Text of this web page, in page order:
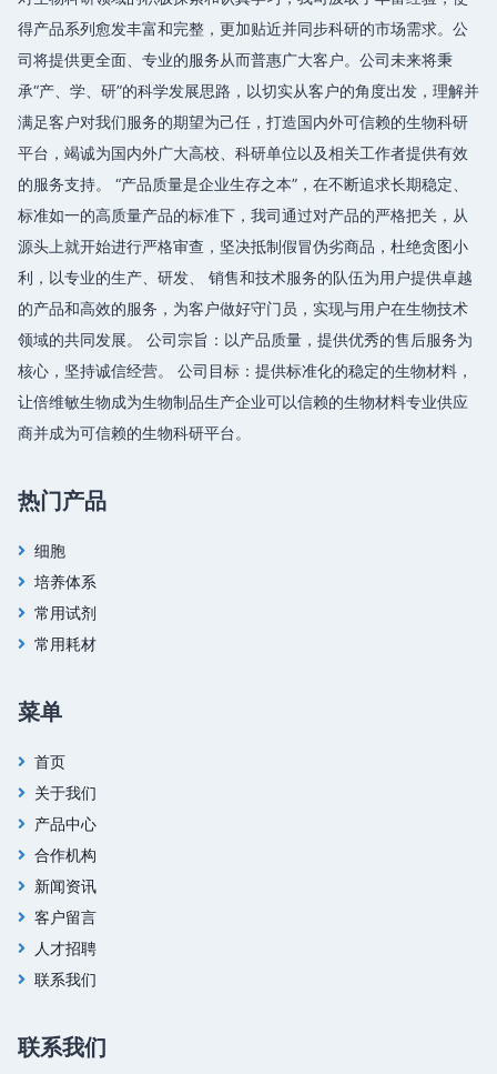
得产品系列愈发丰富和完整，更加贴近并同步科研的市场需求。公
司将提供更全面、专业的服务从而普惠广大客户。公司未来将秉
承“产、学、研”的科学发展思路，以切实从客户的角度出发，理解并
满足客户对我们服务的期望为己任，打造国内外可信赖的生物科研
平台，竭诚为国内外广大高校、科研单位以及相关工作者提供有效
的服务支持。 “产品质量是企业生存之本”，在不断追求长期稳定、
标准如一的高质量产品的标准下，我司通过对产品的严格把关，从
源头上就开始进行严格审查，坚决抵制假冒伪劣商品，杜绝贪图小
利，以专业的生产、研发、 销售和技术服务的队伍为用户提供卓越
的产品和高效的服务，为客户做好守门员，实现与用户在生物技术
领域的共同发展。 公司宗旨：以产品质量，提供优秀的售后服务为
核心，坚持诚信经营。 公司目标：提供标准化的稳定的生物材料，
让倍维敏生物成为生物制品生产企业可以信赖的生物材料专业供应
商并成为可信赖的生物科研平台。
热门产品
细胞
培养体系
常用试剂
常用耗材
菜单
首页
关于我们
产品中心
合作机构
新闻资讯
客户留言
人才招聘
联系我们
联系我们